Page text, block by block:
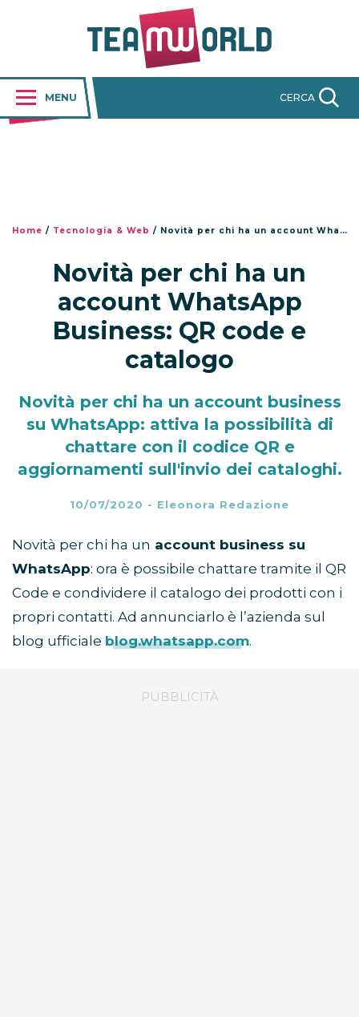
MENU CERCA
Home / Tecnologia & Web / Novità per chi ha un account WhatsApp Business: QR code e catalogo
Novità per chi ha un
account WhatsApp
Business: QR code e
catalogo
Novità per chi ha un account business
su WhatsApp: attiva la possibilità di
chattare con il codice QR e
aggiornamenti sull'invio dei cataloghi.
10/07/2020 - Eleonora Redazione
Novità per chi ha un account business su
WhatsApp: ora è possibile chattare tramite il QR
Code e condividere il catalogo dei prodotti con i
propri contatti. Ad annunciarlo è l’azienda sul
blog ufficiale blog.whatsapp.com.